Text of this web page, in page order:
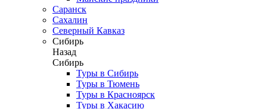
Саранск
Сахалин
Северный Кавказ
Сибирь
Назад
Сибирь
Туры в Сибирь
Туры в Тюмень
Туры в Красноярск
Туры в Хакасию